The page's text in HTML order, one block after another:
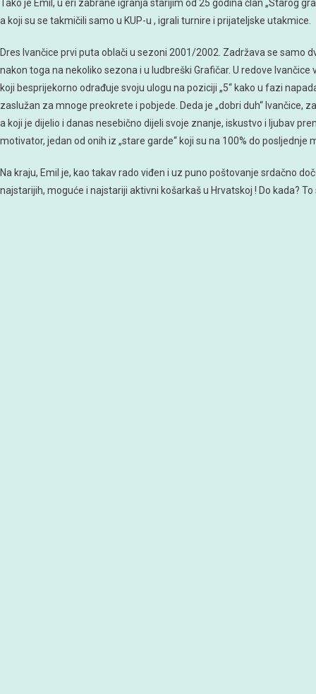
Tako je Emil, u eri zabrane igranja starijim od 25 godina član „Starog
a koji su se takmičili samo u KUP-u , igrali turnire i prijateljske utakmice.
Dres Ivančice prvi puta oblači u sezoni 2001/2002. Zadržava se samo
nakon toga na nekoliko sezona i u ludbreški Grafičar. U redove
koji besprijekorno odrađuje svoju ulogu na poziciji „5“ kako u fazi
zaslužan za mnoge preokrete i pobjede. Deda je „dobri duh“ Ivančice,
a koji je dijelio i danas nesebično dijeli svoje znanje, iskustvo i ljubav
motivator, jedan od onih iz „stare garde“ koji su na 100% do posljednje
Na kraju, Emil je, kao takav rado viđen i uz puno poštovanje srdačno
najstarijih, moguće i najstariji aktivni košarkaš u Hrvatskoj ! Do kada? To